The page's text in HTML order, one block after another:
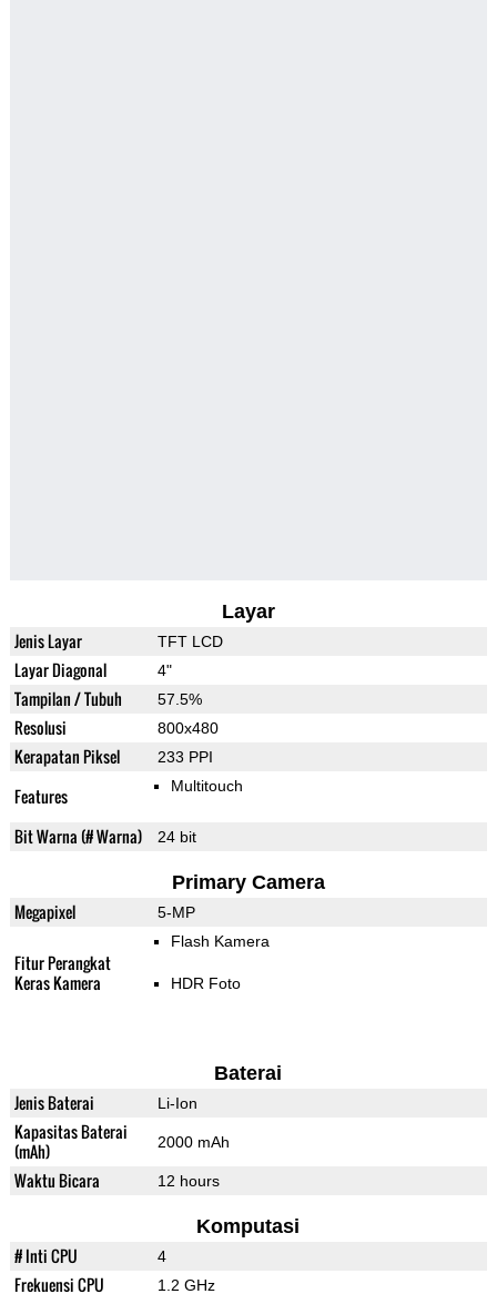
Layar
Jenis Layar TFT LCD
Layar Diagonal 4"
Tampilan / Tubuh 57.5%
Resolusi 800x480
Kerapatan Piksel 233 PPI
Features Multitouch
Bit Warna (# Warna) 24 bit
Primary Camera
Megapixel 5-MP
Fitur Perangkat
Keras Kamera
Flash Kamera
HDR Foto
Baterai
Jenis Baterai Li-Ion
Kapasitas Baterai
(mAh)
2000 mAh
Waktu Bicara 12 hours
Komputasi
# Inti CPU 4
Frekuensi CPU 1.2 GHz